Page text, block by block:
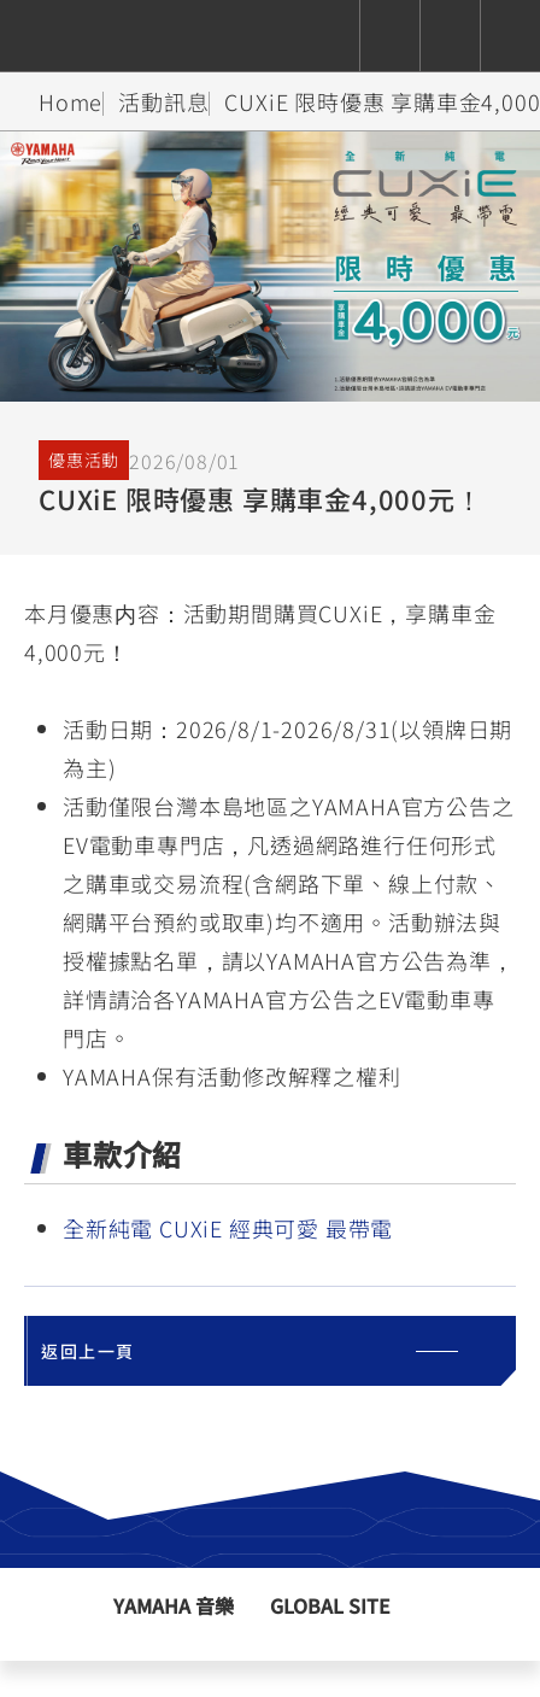
依風格
Super
Sport
Hyper
Naked
Sport
Heritage
YZF-R9
550+
550+
150
MT-
09
Y-
AMT
MT-
09
AMT
03
15
XSR
700
155
FZ-X
依風格
Premium Sport FashionAdventure Family
TMAX
550+
251~549
150
CYGNUS
XR
150
CYGNUS
X
FORCE
RS NEO
Limi
125
BW'S
125
AXIS
Z /
125
JOG
CUXiE
2.5 kw
追蹤愛車
我的愛車 瀏覽紀錄
Home 活動訊息 CUXiE 限時優惠 享購車金
優惠活動 2026/08/01
CUXiE 限時優惠 享購車金4,000元！
本月優惠内容：活動期間購買CUXiE，享購車金
4,000元！
活動日期：2026/8/1-2026/8/31(以領牌日期
為主)
活動僅限台灣本島地區之YAMAHA官方公告之
EV電動車專門店，凡透過網路進行任何形式
之購車或交易流程(含網路下單、線上付款、
網購平台預約或取車)均不適用。活動辦法與
授權據點名單，請以YAMAHA官方公告為準，
詳情請洽各YAMAHA官方公告之EV電動車專
門店。
YAMAHA保有活動修改解釋之權利
車款介紹
全新純電 CUXiE 經典可愛 最帶電
返回上一頁
YAMAHA 音樂 GLOBAL SITE